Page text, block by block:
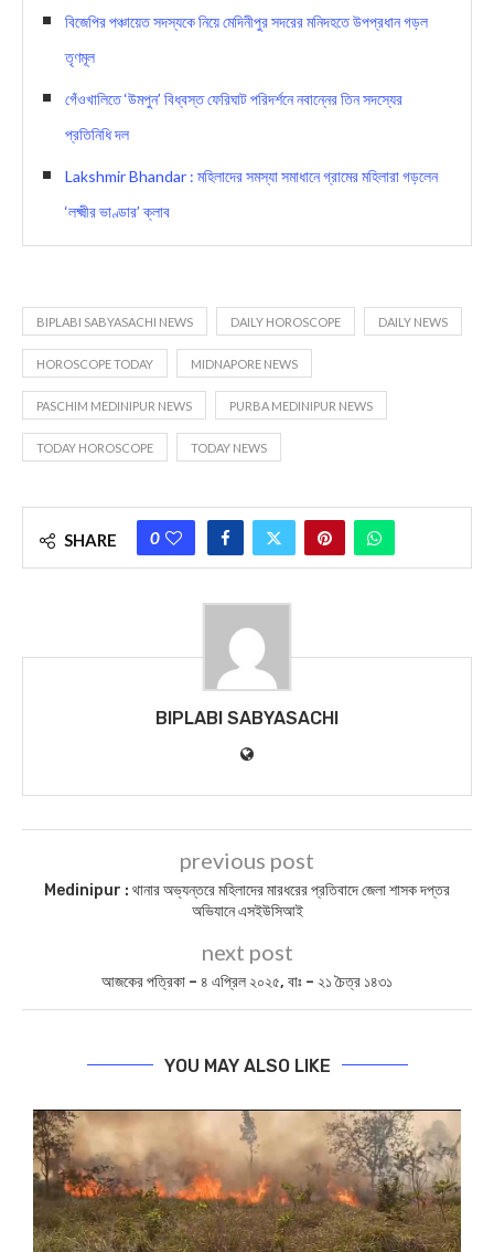
বিজেপির পঞ্চায়েত সদস্যকে নিয়ে মেদিনীপুর সদরের মনিদহতে উপপ্রধান গড়ল
তৃণমূল
গেঁওখালিতে ‘উমপুন’ বিধ্বস্ত ফেরিঘাট পরিদর্শনে নবান্নের তিন সদস্যের
প্রতিনিধি দল
Lakshmir Bhandar : মহিলাদের সমস্যা সমাধানে গ্রামের মহিলারা গড়লেন
‘লক্ষ্মীর ভাণ্ডার’ ক্লাব
BIPLABI SABYASACHI NEWS DAILY HOROSCOPE DAILY NEWS
HOROSCOPE TODAY MIDNAPORE NEWS
PASCHIM MEDINIPUR NEWS PURBA MEDINIPUR NEWS
TODAY HOROSCOPE TODAY NEWS
SHARE 0
BIPLABI SABYASACHI
previous post
Medinipur : থানার অভ্যন্তরে মহিলাদের মারধরের প্রতিবাদে জেলা শাসক দপ্তর
অভিযানে এসইউসিআই
next post
আজকের পত্রিকা – ৪ এপ্রিল ২০২৫, বাঃ – ২১ চৈত্র ১৪৩১
YOU MAY ALSO LIKE